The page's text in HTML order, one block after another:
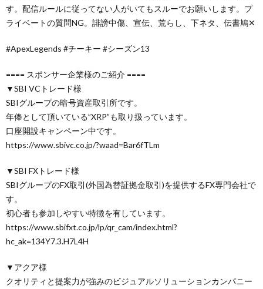
す。配信ルールに従ってない人がいてもスルーでお願いします。プ
ライベートの質問NG。誹謗中傷、宣伝、荒らし、下ネタ、伝書鳩✕
#ApexLegends #チーキー #シーズン13
==== スポンサー企業様のご紹介 ====
▼SBI VCトレード様
SBIグループの暗号資産取引所です。
年俸として頂いている”XRP”も取り扱っています。
口座開設キャンペーン中です。
https://www.sbivc.co.jp/?waad=Bar6fTLm
▼SBI FXトレード様
SBIグループのFX取引(外国為替証拠金取引)を提供するFX専門会社で
す。
初心者も参加しやすい特徴を有しています。
https://www.sbifxt.co.jp/lp/qr_cam/index.html?
hc_ak=134Y7.3.H7L4H
▼アクア様
クオリティと提案力が強みのビジュアルソリューションカンパニー